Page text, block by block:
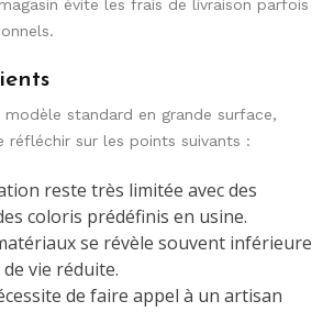
évite les frais de livraison parfois
modèle standard en grande surface,
réfléchir sur les points suivants :
reste très limitée avec des
coloris prédéfinis en usine.
se révèle souvent inférieure
vie réduite.
de faire appel à un artisan